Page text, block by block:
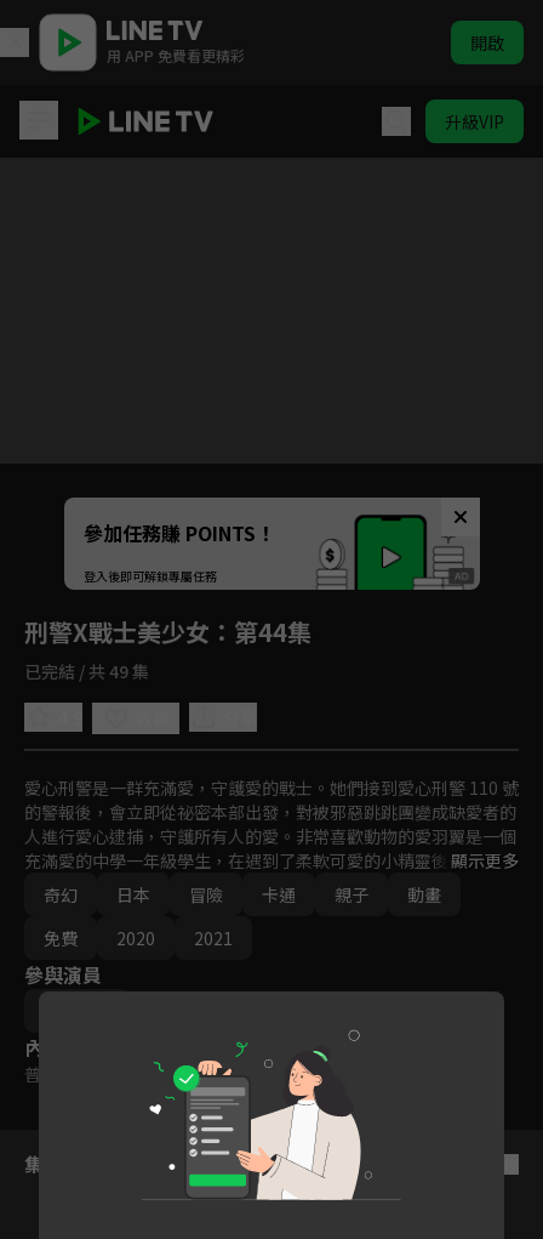
用 APP 免費看更精彩 開啟
升級VIP
Unmute
如有不便請見諒
參加任務賺 POINTS！
登入後即可解鎖專屬任務
刑警X戰士美少女 ：第44集
已完結 / 共 49 集
愛心刑警是一群充滿愛，守護愛的戰士。她們接到愛心刑警 110 號
的警報後，會立即從祕密本部出發，對被邪惡跳跳團變成缺愛者的
人進行愛心逮捕，守護所有人的愛。非常喜歡動物的愛羽翼是一個
充滿愛的中學一年級學生，在遇到了柔軟可愛的小精靈後，被任命
為愛心刑警！為了説明被邪惡組織瓦爾皮喬科團奪走愛的媽媽，翼
變身為愛心巡護！她能取回媽媽的愛嗎？
顯示更多
奇幻
日本 冒險 卡通 親子
動畫
免費
2020 2021
參與演員
內容標籤
普遍級
集數列表